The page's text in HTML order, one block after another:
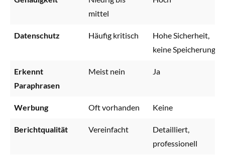
mittel
Datenschutz Häufig kritisch
Hohe Sicherheit,
keine Speicherung
Erkennt
Paraphrasen
Meist nein Ja
Werbung Oft vorhanden Keine
Berichtqualität Vereinfacht
Detailliert,
professionell